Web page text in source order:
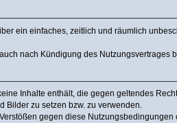
ein einfaches, zeitlich und räumlich
nach Kündigung des Nutzungsvertrages
Inhalte enthält, die gegen geltendes
Bilder zu setzen bzw. zu verwenden.
gegen diese